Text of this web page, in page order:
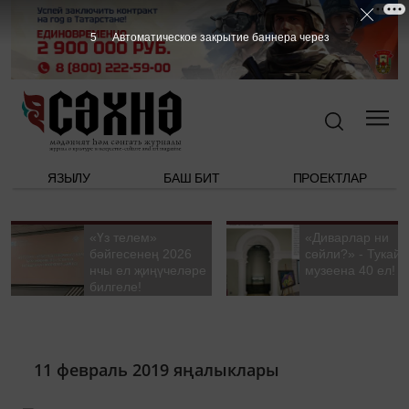
ЯЗЫЛУ БАШ БИТ ПРОЕКТЛАР
«Үз телем»
бәйгесенең 2026
нчы ел җиңүчеләре
билгеле!
«Диварлар ни
сөйли?» - Тукай
музеена 40 ел!
11 февраль 2019 яңалыклары
5 Автоматическое закрытие баннера через